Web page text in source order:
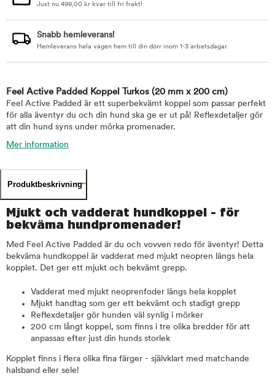
Just nu 499,00 kr kvar till fri frakt!
Snabb hemleverans!
Hemleverans hela vägen hem till din dörr inom 1-3 arbetsdagar.
Feel Active Padded Koppel Turkos (20 mm x 200 cm)
Feel Active Padded är ett superbekvämt koppel som passar perfekt
för alla äventyr du och din hund ska ge er ut på! Reflexdetaljer gör
att din hund syns under mörka promenader.
Mer information
Produktbeskrivning
Mjukt och vadderat hundkoppel - för
bekväma hundpromenader!
Med Feel Active Padded är du och vovven redo för äventyr! Detta
bekväma hundkoppel är vadderat med mjukt neopren längs hela
kopplet. Det ger ett mjukt och bekvämt grepp.
Vadderat med mjukt neoprenfoder längs hela kopplet
Mjukt handtag som ger ett bekvämt och stadigt grepp
Reflexdetaljer gör hunden väl synlig i mörker
200 cm långt koppel, som finns i tre olika bredder för att
anpassas efter just din hunds storlek
Kopplet finns i flera olika fina färger - självklart med matchande
halsband eller sele!